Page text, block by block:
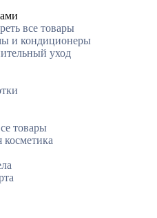
все товары
и кондиционеры
уход
товары
косметика